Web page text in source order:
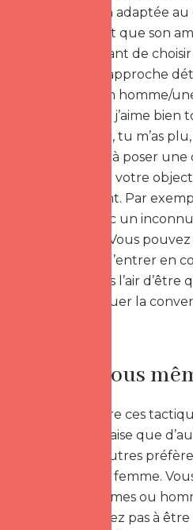
conversation adaptée
est blonde et que son
Il est important de
directe ou l’approche
d’aborder un homme/
es très beau, j’aime
t’ai repéré(e), tu m’as
consiste elle à poser
rapport avec votre
implicitement. Par
discuter avec un
votre guise. Vous
détournée d’entrer en
sortir, tu m’as l’air
de faire évoluer la
Restez vous
Le choix entre ces
sont plus à l’aise que
pensent, d’autres
homme/une femme.
certains femmes ou
franc N’hésitez pas à